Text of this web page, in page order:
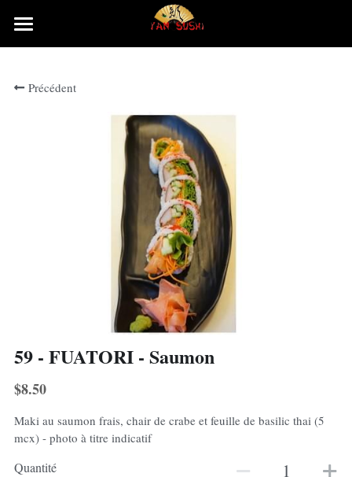
Accueil
Rechercher
Précédent
59 - FUATORI - Saumon
$8.50
Maki au saumon frais, chair de crabe et feuille de basilic thai (5
mcx) - photo à titre indicatif
Quantité
LES CATÉGORIES DE LA BOUTIQUE